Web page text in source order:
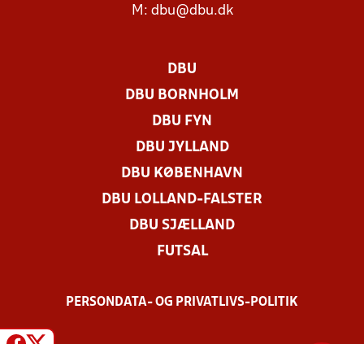
M: dbu@dbu.dk
DBU
DBU BORNHOLM
DBU FYN
DBU JYLLAND
DBU KØBENHAVN
DBU LOLLAND-FALSTER
DBU SJÆLLAND
FUTSAL
PERSONDATA- OG PRIVATLIVS-POLITIK